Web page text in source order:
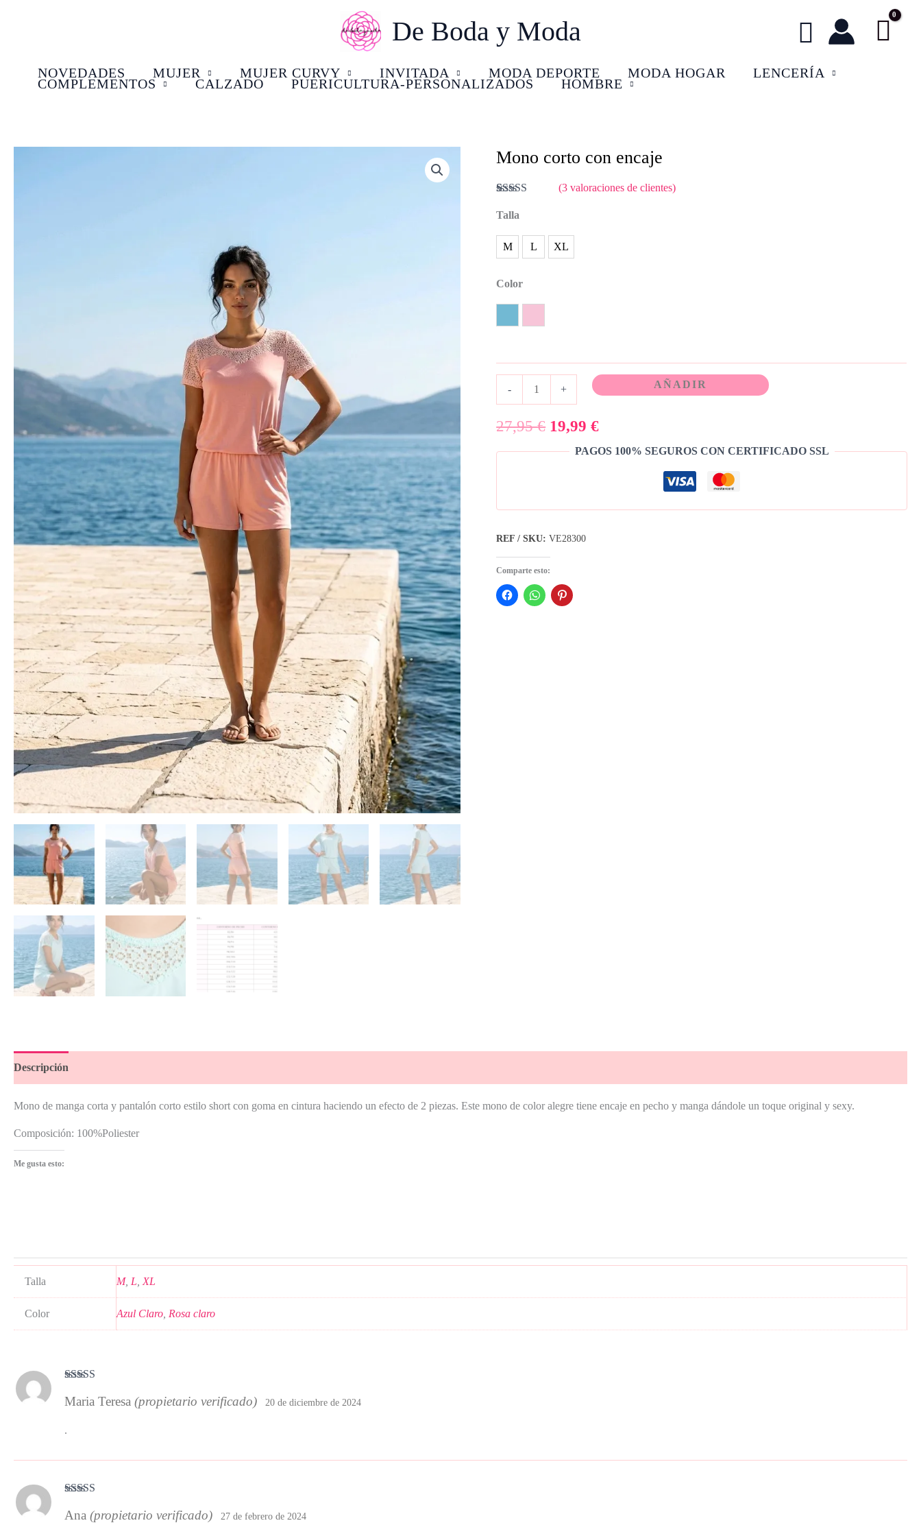
De Boda y Moda Buscar
NOVEDADES MUJER MUJER CURVY INVITADA MODA DEPORTE MODA HOGAR LENCERÍA
COMPLEMENTOS CALZADO PUERICULTURA-PERSONALIZADOS HOMBRE
Mono corto con encaje
con4.67
valoraciones
de clientes
(3valoraciones de clientes)
Talla
M L XL
Color
Azul ClaroRosa claro
-
Mono
encaje
cantidad
+ AÑADIR
27,95€
El
27,95 €.
19,99€
El
PAGOS 100% SEGUROS CON CERTIFICADO SSL
REF / SKU: VE28300
Comparte esto:
Descripción
Mono de manga corta y pantalón corto estilo short con goma en cintura haciendo un efecto de 2 piezas. Este mono de color alegre tiene encaje en pecho y manga dándole un toque original y sexy.
Composición: 100%Poliester
Me gusta esto:
Talla M, L XL
Color Azul Claro Rosa claro
con4de 5
Maria Teresa (propietario verificado) 20 de diciembre de 2024
.
5de 5
Ana (propietario verificado) 27 de febrero de 2024